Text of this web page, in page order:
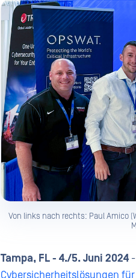
Von links nach rechts: Paul Amico
Tampa, FL - 4./5. Juni 2024-
Cybersicherheitslösungen